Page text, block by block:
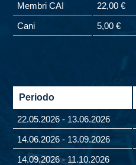
Membri CAI
22,00 €
Cani
5,00 €
Periodo
22.05.2026 - 13.06.2026
14.06.2026 - 13.09.2026
14.09.2026 - 11.10.2026